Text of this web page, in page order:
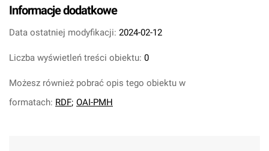
Informacje dodatkowe
Data ostatniej modyfikacji: 2024-02-12
Liczba wyświetleń treści obiektu: 0
Możesz również pobrać opis tego obiektu w
formatach: RDF; OAI-PMH